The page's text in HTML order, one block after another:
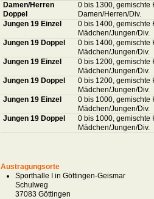
Damen/Herren
Doppel
0 bis 1300, gemischte
Damen/Herren/Div.
Jungen 19 Einzel
0 bis 1400, gemischte
Mädchen/Jungen/Div.
Jungen 19 Doppel
0 bis 1400, gemischte
Mädchen/Jungen/Div.
Jungen 19 Einzel
0 bis 1200, gemischte
Mädchen/Jungen/Div.
Jungen 19 Doppel
0 bis 1200, gemischte
Mädchen/Jungen/Div.
Jungen 19 Einzel
0 bis 1000, gemischte
Mädchen/Jungen/Div.
Jungen 19 Doppel
0 bis 1000, gemischte
Mädchen/Jungen/Div.
Austragungsorte
Sporthalle I in Göttingen-Geismar
Schulweg
37083 Göttingen